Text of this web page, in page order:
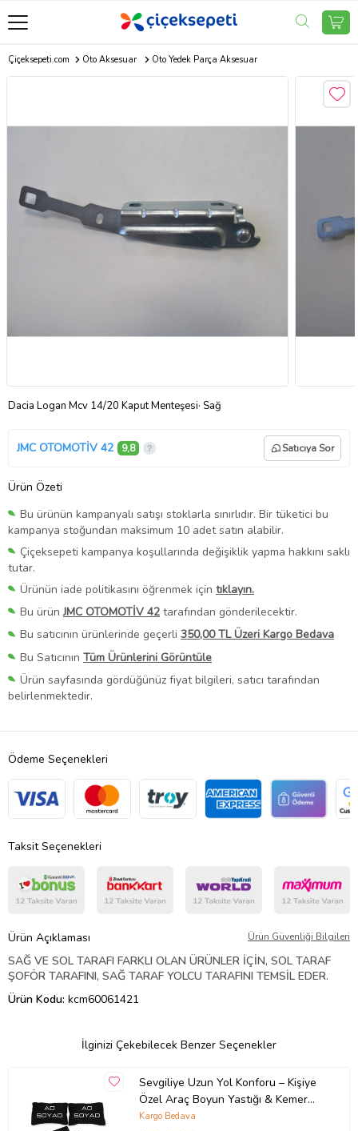
Çiçeksepeti.com Oto Aksesuar Oto Yedek Parça Aksesuar
Dacia Logan Mcv 14/20 Kaput Menteşesi· Sağ
JMC OTOMOTİV 42 9,8 Satıcıya Sor
Ürün Özeti
Bu ürünün kampanyalı satışı stoklarla sınırlıdır. Bir tüketici bu
kampanya stoğundan maksimum 10 adet satın alabilir.
Çiçeksepeti kampanya koşullarında değişiklik yapma hakkını saklı
tutar.
Ürünün iade politikasını öğrenmek için tıklayın.
Bu ürünJMC OTOMOTİV 42 tarafından gönderilecektir.
Bu satıcının ürünlerinde geçerli 350,00 TL Üzeri Kargo Bedava
Bu Satıcının Tüm Ürünlerini Görüntüle
Ürün sayfasında gördüğünüz fiyat bilgileri, satıcı tarafından
belirlenmektedir.
Ödeme Seçenekleri
Taksit Seçenekleri
Ürün Açıklaması Ürün Güvenliği Bilgileri
SAĞ VE SOL TARAFI FARKLI OLAN ÜRÜNLER İÇİN, SOL TARAF
ŞOFÖR TARAFINI, SAĞ TARAF YOLCU TARAFINI TEMSİL EDER.
Ürün Kodu: kcm60061421
İlginizi Çekebilecek Benzer Seçenekler
Sevgiliye Uzun Yol Konforu – Kişiye
Özel Araç Boyun Yastığı & Kemer
Pedi Hediye Seti
Kargo Bedava